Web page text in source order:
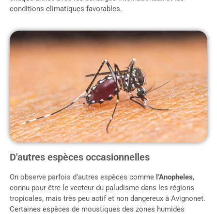
conditions climatiques favorables.
D'autres espèces occasionnelles
On observe parfois d’autres espèces comme l’Anopheles,
connu pour être le vecteur du paludisme dans les régions
tropicales, mais très peu actif et non dangereux à Avignonet.
Certaines espèces de moustiques des zones humides